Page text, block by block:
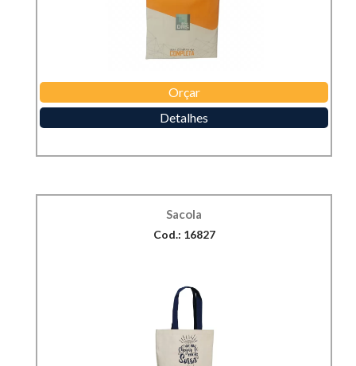
Orçar
Detalhes
Sacola
Cod.: 16827